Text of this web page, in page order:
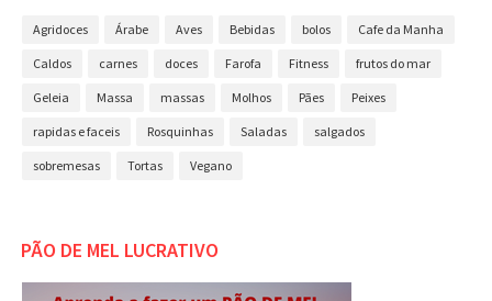
Agridoces Árabe Aves Bebidas bolos Cafe da Manha
Caldos carnes doces Farofa Fitness frutos do mar
Geleia Massa massas Molhos Pães Peixes
rapidas e faceis Rosquinhas Saladas salgados
sobremesas Tortas Vegano
PÃO DE MEL LUCRATIVO